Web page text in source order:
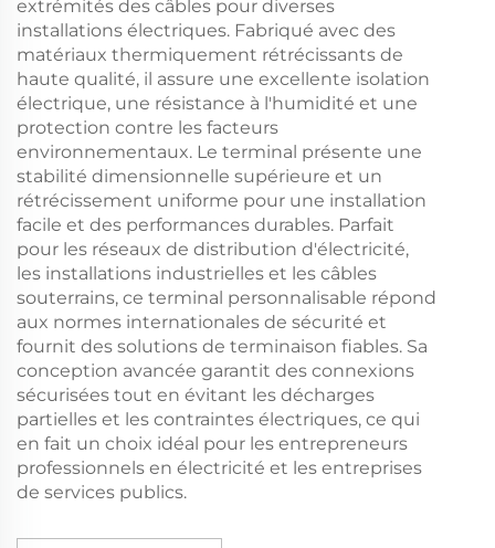
extrémités des câbles pour diverses
installations électriques. Fabriqué avec des
matériaux thermiquement rétrécissants de
haute qualité, il assure une excellente isolation
électrique, une résistance à l'humidité et une
protection contre les facteurs
environnementaux. Le terminal présente une
stabilité dimensionnelle supérieure et un
rétrécissement uniforme pour une installation
facile et des performances durables. Parfait
pour les réseaux de distribution d'électricité,
les installations industrielles et les câbles
souterrains, ce terminal personnalisable répond
aux normes internationales de sécurité et
fournit des solutions de terminaison fiables. Sa
conception avancée garantit des connexions
sécurisées tout en évitant les décharges
partielles et les contraintes électriques, ce qui
en fait un choix idéal pour les entrepreneurs
professionnels en électricité et les entreprises
de services publics.